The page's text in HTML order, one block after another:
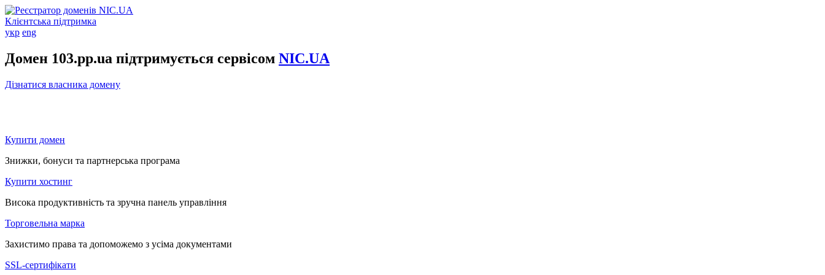
Клієнтська підтримка
укр eng
Домен 103.pp.ua підтримується сервісом NIC.UA
Дізнатися власника домену
Купити домен
Знижки, бонуси та партнерська програма
Купити хостинг
Висока продуктивність та зручна панель управління
Торговельна марка
Захистимо права та допоможемо з усіма документами
SSL-сертифікати